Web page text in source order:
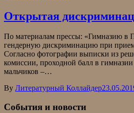
Открытая
По материалам прессы: «Гимназию в
гендерную дискриминацию при
Согласно фотографии выписки из
комиссии, проходной балл в
мальчиков –…
By Литературный Коллайдер
События и новости